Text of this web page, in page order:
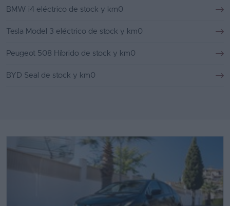
BMW i4 eléctrico de stock y km0
Tesla Model 3 eléctrico de stock y km0
Peugeot 508 Híbrido de stock y km0
BYD Seal de stock y km0